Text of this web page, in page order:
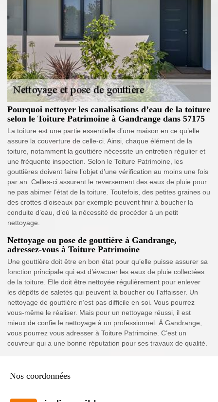
Pourquoi nettoyer les canalisations d’eau de la toiture
selon le Toiture Patrimoine à Gandrange dans 57175
La toiture est une partie essentielle d’une maison en ce qu’elle
assure la couverture de celle-ci. Ainsi, chaque élément de la
toiture, notamment la gouttière nécessite un entretien régulier et
une fréquente inspection. Selon le Toiture Patrimoine, les
gouttières doivent faire l’objet d’une vérification au moins une fois
par an. Celles-ci assurent le reversement des eaux de pluie pour
ne pas abimer l’état de la toiture. Toutefois, des petites graines ou
des crottes d’oiseaux par exemple peuvent finir à boucher la
conduite d’eau, d’où la nécessité de procéder à un petit
nettoyage.
Nettoyage ou pose de gouttière à Gandrange,
adressez-vous à Toiture Patrimoine
Une gouttière doit être en bon état pour qu’elle puisse assurer sa
fonction principale qui est d’évacuer les eaux de pluie collectées
de la toiture. Elle doit être nettoyée régulièrement pour enlever
les dépôts de saletés qui peuvent la boucher ou l’affaisser. Un
nettoyage de gouttière n’est pas difficile en soi. Vous pourrez
vous-même le réaliser. Mais pour un nettoyage réussi, il est
mieux de confie le nettoyage à un professionnel. À Gandrange,
vous pourrez vous adresser à Toiture Patrimoine. C’est un
couvreur qui a une bonne réputation pour ses travaux de qualité.
Nos coordonnées